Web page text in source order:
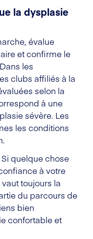
la dysplasie
évalue
et confirme le
les
clubs affiliés à la
selon la
à une
sévère. Les
les conditions
quelque chose
à votre
toujours la
du parcours de
bien
confortable et